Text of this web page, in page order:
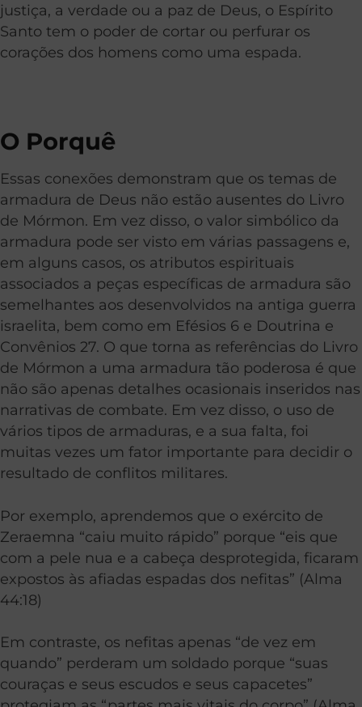
justiça, a verdade ou a paz de Deus, o Espírito
Santo tem o poder de cortar ou perfurar os
corações dos homens como uma espada.
O Porquê
Essas conexões demonstram que os temas de
armadura de Deus não estão ausentes do Livro
de Mórmon. Em vez disso, o valor simbólico da
armadura pode ser visto em várias passagens e,
em alguns casos, os atributos espirituais
associados a peças específicas de armadura são
semelhantes aos desenvolvidos na antiga guerra
israelita, bem como em Efésios 6 e Doutrina e
Convênios 27. O que torna as referências do Livro
de Mórmon a uma armadura tão poderosa é que
não são apenas detalhes ocasionais inseridos nas
narrativas de combate. Em vez disso, o uso de
vários tipos de armaduras, e a sua falta, foi
muitas vezes um fator importante para decidir o
resultado de conflitos militares.
Por exemplo, aprendemos que o exército de
Zeraemna “caiu muito rápido” porque “eis que
com a pele nua e a cabeça desprotegida, ficaram
expostos às afiadas espadas dos nefitas” (Alma
44:18)
Em contraste, os nefitas apenas “de vez em
quando” perderam um soldado porque “suas
couraças e seus escudos e seus capacetes”